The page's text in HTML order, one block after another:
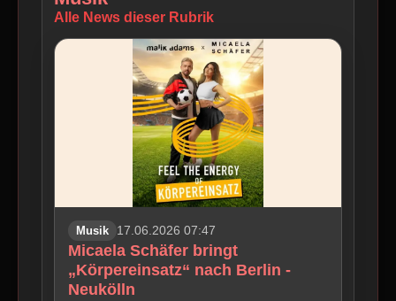
Alle News dieser Rubrik
Musik 17.06.2026 07:47
Micaela Schäfer bringt
„Körpereinsatz“ nach Berlin -
Neukölln